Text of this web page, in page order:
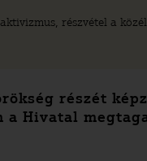
aktivizmus, részvétel a
részét
Hivatal